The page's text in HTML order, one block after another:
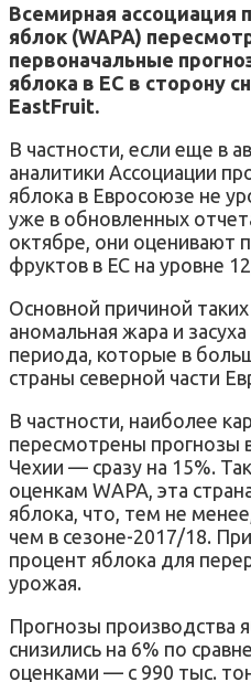
Всемирная ассоциация
яблок (WAPA)
первоначальные
яблока в ЕС в сторону
EastFruit.
В частности, если еще в
аналитики Ассоциации
яблока в Евросоюзе не
уже в обновленных
октябре, они оценивают
фруктов в ЕС на уровне
Основной причиной
аномальная жара и
периода, которые в
страны северной части
В частности, наиболее
пересмотрены прогнозы
Чехии — сразу на 15%.
оценкам WAPA, эта
яблока, что, тем не
чем в сезоне-2017/18.
процент яблока для
урожая.
Прогнозы производства
снизились на 6% по
оценками — с 990 тыс.